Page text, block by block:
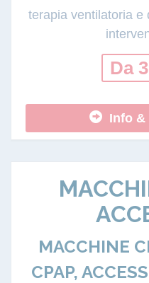
terapia ventilatoria e
Da
Info &
MACCHINE
CPAP,